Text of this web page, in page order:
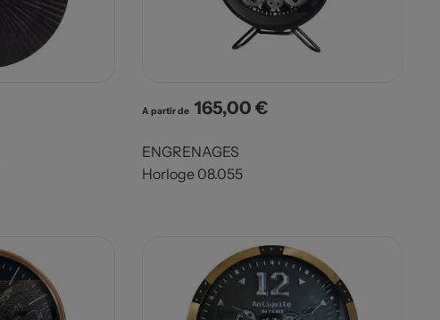
A partir de Prix
165,00 €
ENGRENAGES
Horloge 08.055